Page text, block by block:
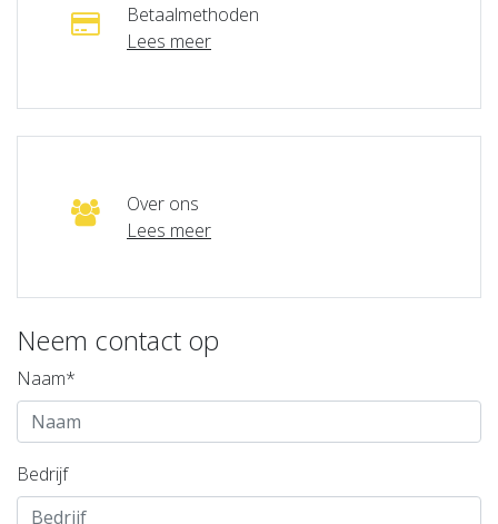
Betaalmethoden
Lees meer
Over ons
Lees meer
Neem contact op
Naam*
Bedrijf